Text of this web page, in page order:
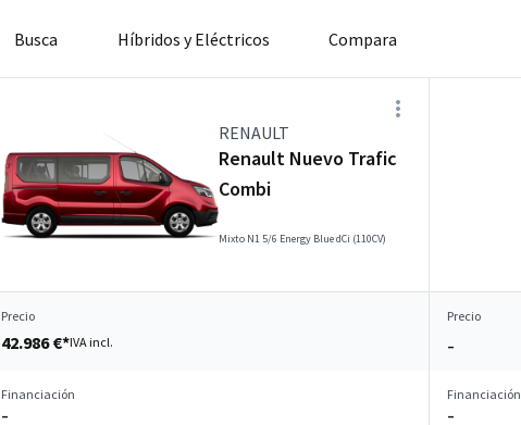
Busca Híbridos y Eléctricos Compara
RENAULT
Renault Nuevo Trafic
Combi
Mixto N1 5/6 Energy Blue dCi (110CV)
Precio
42.986 €*IVA incl.
Precio
–
Financiación
–
Financiación
–